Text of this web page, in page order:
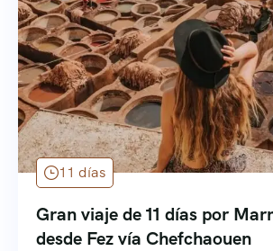
11 días
Gran viaje de 11 días por
desde Fez vía Chefchaouen